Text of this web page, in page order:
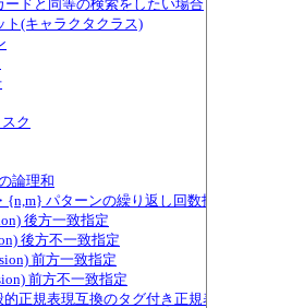
ードと同等の検索をしたい場合
ト(キャラクタクラス)
ク
論理和
パターンの繰り返し回数指定
後方一致指定
後方不一致指定
前方一致指定
前方不一致指定
正規表現互換のタグ付き正規表現